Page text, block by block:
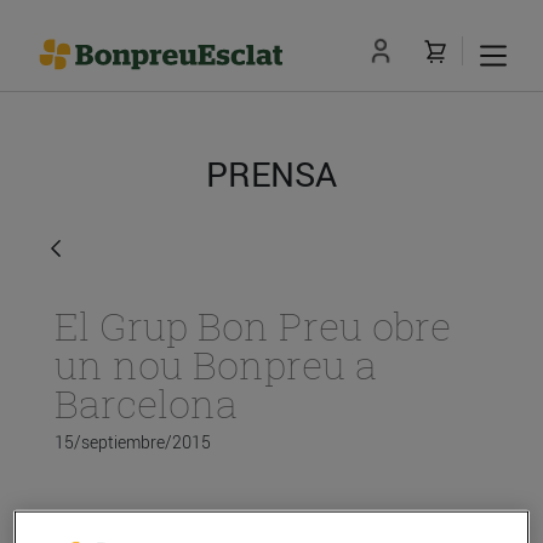
PRENSA
El Grup Bon Preu obre
un nou Bonpreu a
Barcelona
15/septiembre/2015
ElGrup Bon Preuobre un establiment a Barcelona,